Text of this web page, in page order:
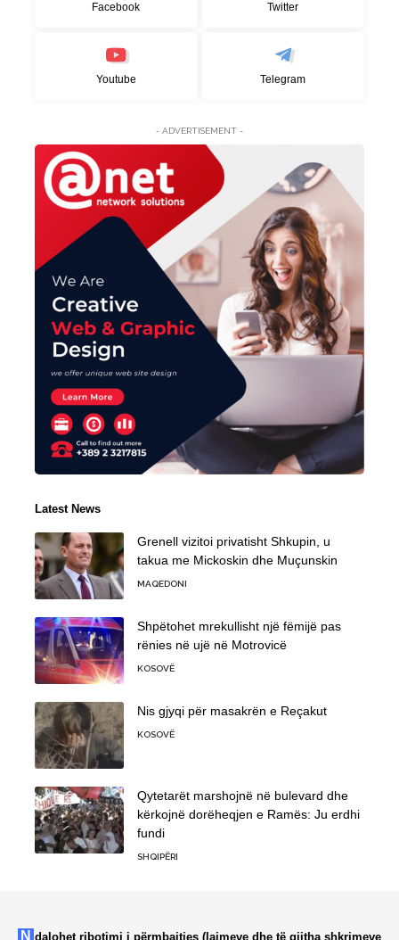
Facebook Twitter
Youtube Telegram
- ADVERTISEMENT -
Latest News
Grenell vizitoi privatisht Shkupin, u
takua me Mickoskin dhe Muçunskin
MAQEDONI
Shpëtohet mrekullisht një fëmijë pas
rënies në ujë në Motrovicë
KOSOVË
Nis gjyqi për masakrën e Reçakut
KOSOVË
Qytetarët marshojnë në bulevard dhe
kërkojnë dorëheqjen e Ramës: Ju erdhi
fundi
SHQIPËRI
Ndalohet ribotimi i përmbajtjes (lajmeve dhe të gjitha shkrimeve